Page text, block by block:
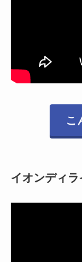
こ
イオンディ